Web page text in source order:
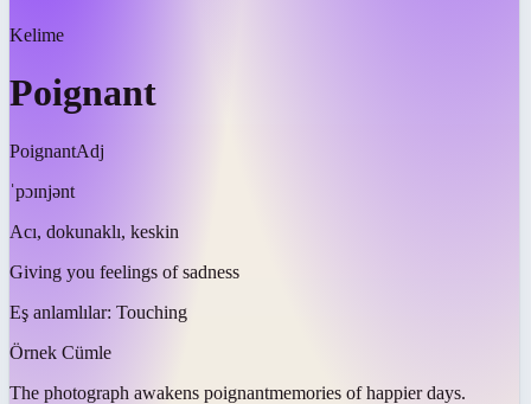
Kelime
Poignant
PoignantAdj
ˈpɔɪnjənt
Acı, dokunaklı, keskin
Giving you feelings of sadness
Eş anlamlılar: Touching
Örnek Cümle
The photograph awakens poignantmemories of happier days.